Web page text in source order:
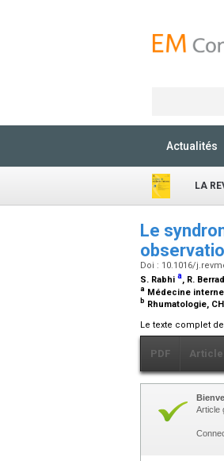
Actualités
LA
Le
Doi : 10.1016/
S. Rabhi a, R.
a Médecine
b Rhumatologie,
Le texte complet
PDF Article
Article